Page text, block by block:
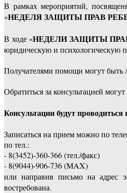
В рамках мероприятий,
«НЕДЕЛЯ ЗАЩИТЫ ПРАВ
В ходе «НЕДЕЛИ ЗАЩИТЫ
юридическую и психологическую
Получателями помощи могут быть
Обратиться за консультацией
Консультации будут
Записаться на прием можно по
по тел.:
- 8(3452)-360-366 (тел./факс)
- 8(9044)-906-736 (MAX)
или направив письмо на адрес
востребована.